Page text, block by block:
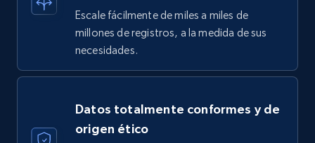
Escale fácilmente de miles a miles de
millones de registros, a la medida de sus
necesidades.
Datos totalmente conformes y de
origen ético